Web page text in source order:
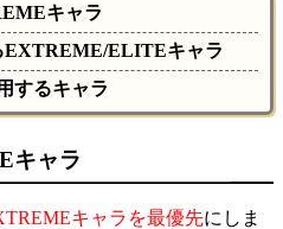
キャラ
EXTREME/ELITEキャラ
するキャラ
キャラ
キャラを最優先にしま